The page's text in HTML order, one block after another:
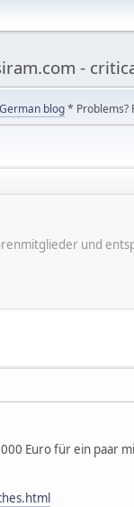
-
German blog* Problems?
und
Euro für ein paar